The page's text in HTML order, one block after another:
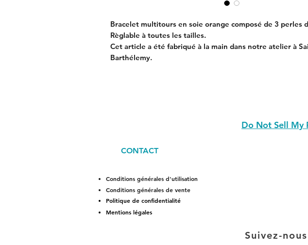
Bracelet multitours en soie orange composé de 3 perles
Règlable à toutes les tailles.
Cet article a été fabriqué à la main dans notre atelier à
Barthélemy.
Do Not Sell My
CONTACT
Conditions générales d'utilisation
Conditions générales de vente
Politique de confidentialité
Mentions légales
Suivez-nous